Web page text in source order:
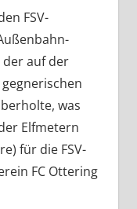
FSV-
auf der
was
Elfmetern
für die FSV-
FC Ottering